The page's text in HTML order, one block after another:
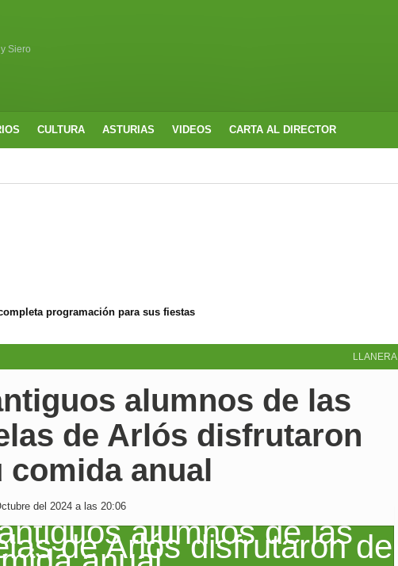
Siero
CULTURA ASTURIAS VIDEOS CARTA AL DIRECTOR
programación para sus fiestas
LLANERA
alumnos de las
de Arlós disfrutaron
comida anual
del 2024 a las 20:06